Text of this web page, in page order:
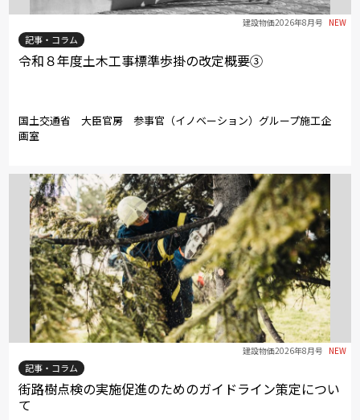
建設物価2026年8月号 NEW
記事・コラム
令和８年度土木工事標準歩掛の改定概要③
国土交通省 大臣官房 参事官（イノベーション）グループ施工企
画室
建設物価2026年8月号 NEW
記事・コラム
街路樹点検の実施促進のためのガイドライン策定につい
て